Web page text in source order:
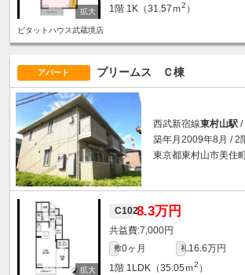
1階 1K（31.57ｍ2 ）
ピタットハウス武蔵境店
アパート プリームス Ｃ棟
西武新宿線東村山駅 /
築年月2009年8月 / 2
東京都東村山市美住
C1028.3万円
7,000円
敷0ヶ月 礼16.6万円
1階 1LDK（35.05ｍ2 ）